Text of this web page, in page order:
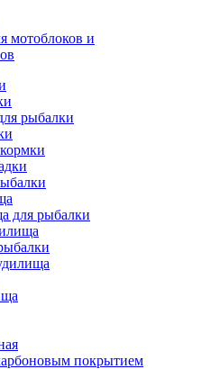
мотоблоков и
рыбалки
для рыбалки
покрытием